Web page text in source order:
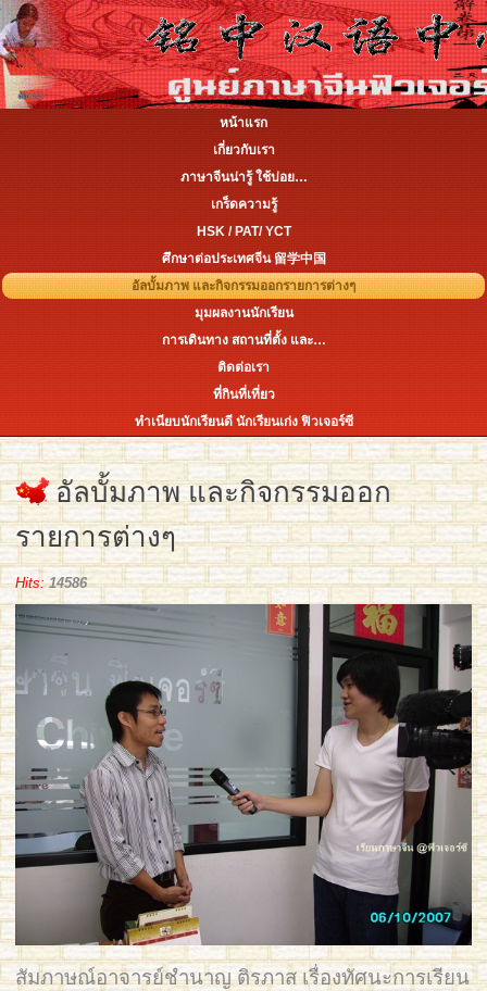
หน้าแรก
เกี่ยวกับเรา
ภาษาจีนน่ารู้ ใช้บ่อย…
เกร็ดความรู้
HSK / PAT/ YCT
ศึกษาต่อประเทศจีน 留学中国
อัลบั้มภาพ และกิจกรรมออกรายการต่างๆ
มุมผลงานนักเรียน
การเดินทาง สถานที่ตั้ง และ…
ติดต่อเรา
ที่กินที่เที่ยว
ทำเนียบนักเรียนดี นักเรียนเก่ง ฟิวเจอร์ซี
อัลบั้มภาพ และกิจกรรมออก
รายการต่างๆ
Hits: 14586
สัมภาษณ์อาจารย์ชำนาญ ติรภาส เรื่องทัศนะการเรียน